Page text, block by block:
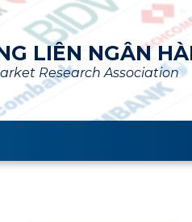
LIÊN NGÂN
Research Association